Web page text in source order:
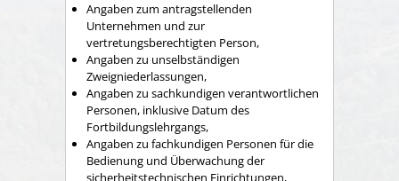
Angaben zum antragstellenden
Unternehmen und zur
vertretungsberechtigten Person,
Angaben zu unselbständigen
Zweigniederlassungen,
Angaben zu sachkundigen verantwortlichen
Personen, inklusive Datum des
Fortbildungslehrgangs,
Angaben zu fachkundigen Personen für die
Bedienung und Überwachung der
sicherheitstechnischen Einrichtungen,